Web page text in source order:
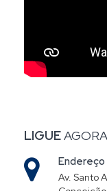
LIGUEAGORA
Endereço
Av. Santo